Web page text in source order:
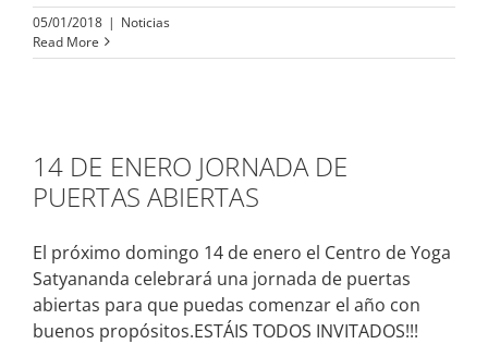
05/01/2018 | Noticias
Read More
14 DE ENERO JORNADA DE
PUERTAS ABIERTAS
El próximo domingo 14 de enero el Centro de Yoga
Satyananda celebrará una jornada de puertas
abiertas para que puedas comenzar el año con
buenos propósitos.ESTÁIS TODOS INVITADOS!!!